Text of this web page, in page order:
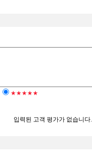
★★★★★
입력된 고객 평가가 없습니다.